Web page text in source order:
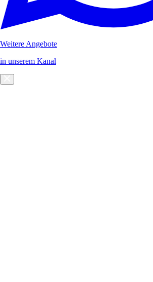
Weitere Angebote
in unserem Kanal